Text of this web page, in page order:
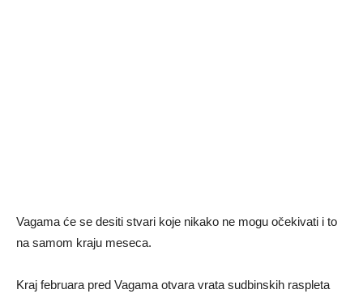
Vagama će se desiti stvari koje nikako ne mogu očekivati i to
na samom kraju meseca.
Kraj februara pred Vagama otvara vrata sudbinskih raspleta